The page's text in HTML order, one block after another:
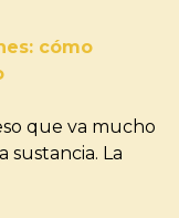
cómo
que va mucho
sustancia. La